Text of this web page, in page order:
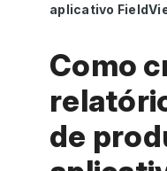
aplicativo
Como
de